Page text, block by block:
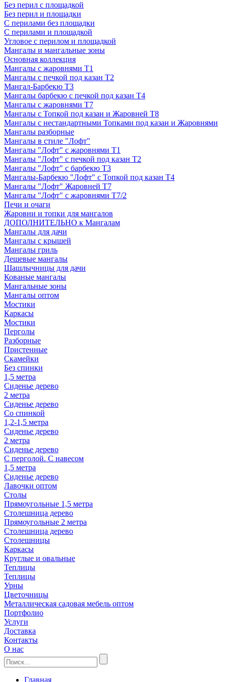
Без перил с площадкой
Без перил и площадки
С перилами без площадки
С перилами и площадкой
Угловое с перилом и площадкой
Мангалы и мангальные зоны
Основная коллекция
Мангалы с жаровнями Т1
Мангалы с печкой под казан Т2
Мангал-Барбекю Т3
Мангалы барбекю с печкой под казан Т4
Мангалы с жаровнями Т7
Мангалы с Топкой под казан и Жаровней Т8
Мангалы с нестандартными Топками под казан и Жаровнями
Мангалы разборные
Мангалы в стиле "Лофт"
Мангалы "Лофт" с жаровнями Т1
Мангалы "Лофт" с печкой под казан Т2
Мангалы "Лофт" с барбекю Т3
Мангалы-Барбекю "Лофт" с Топкой под казан Т4
Мангалы "Лофт" Жаровней Т7
Мангалы "Лофт" с жаровнями Т7/2
Печи и очаги
Жаровни и топки для мангалов
ДОПОЛНИТЕЛЬНО к Мангалам
Мангалы для дачи
Мангалы с крышей
Мангалы гриль
Дешевые мангалы
Шашлычницы для дачи
Кованые мангалы
Мангальные зоны
Мангалы оптом
Мостики
Каркасы
Мостики
Перголы
Разборные
Пристенные
Скамейки
Без спинки
1,5 метра
Сиденье дерево
2 метра
Сиденье дерево
Со спинкой
1,2-1,5 метра
Сиденье дерево
2 метра
Сиденье дерево
С перголой. С навесом
1,5 метра
Сиденье дерево
Лавочки оптом
Столы
Прямоугольные 1,5 метра
Столешница дерево
Прямоугольные 2 метра
Столешница дерево
Столешницы
Каркасы
Круглые и овальные
Теплицы
Теплицы
Урны
Цветочницы
Металлическая садовая мебель оптом
Портфолио
Услуги
Доставка
Контакты
О нас
Главная